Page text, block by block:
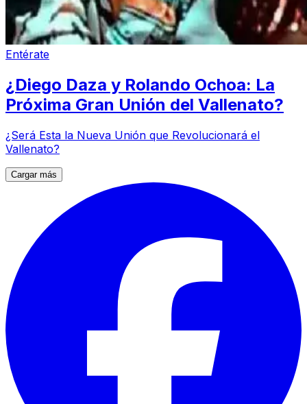
Entérate
¿Diego Daza y Rolando Ochoa: La
Próxima Gran Unión del Vallenato?
¿Será Esta la Nueva Unión que Revolucionará el
Vallenato?
Cargar más